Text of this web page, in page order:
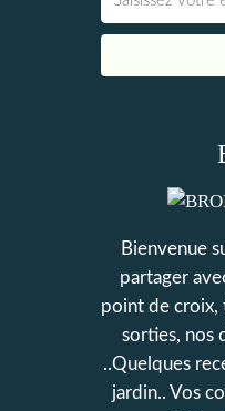
Bienvenue
partager
point de croix,
sorties, nos
..Quelques
jardin.. Vos